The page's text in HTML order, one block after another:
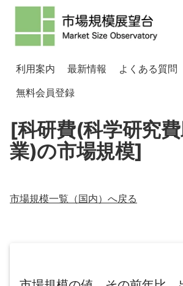
利用案内 最新情報 よくある質問
無料会員登録
[科研費(科学研究
業)の市場規模]
市場規模一覧（国内）へ戻る